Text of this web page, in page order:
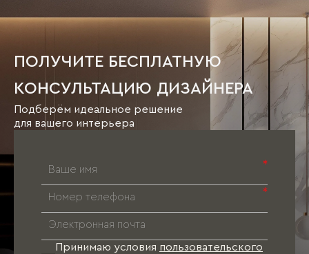
ПОЛУЧИТЕ БЕСПЛАТНУЮ
КОНСУЛЬТАЦИЮ ДИЗАЙНЕРА
Подберём идеальное решение
для вашего интерьера
*
*
Принимаю условия пользовательского